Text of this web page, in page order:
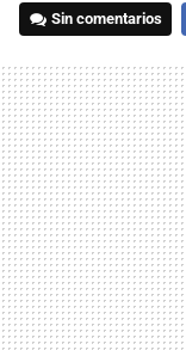
Sin comentarios